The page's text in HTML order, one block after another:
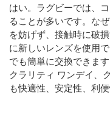
はい。ラグビーでは、
ることが多いです。な
を妨げず、接触時に破
に新しいレンズを使用
でも簡単に交換できま
クラリティ ワンデイ、
も快適性、安定性、利